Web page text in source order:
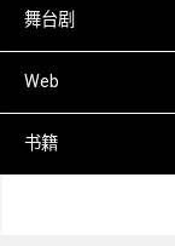
舞台剧
Web
书籍